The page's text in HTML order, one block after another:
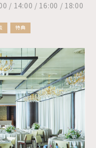
/ 14:00 / 16:00 / 18:00
特典